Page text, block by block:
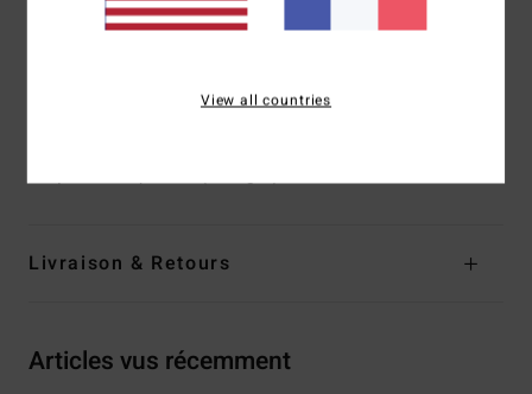
Système de fermeture :Lien à nouer sur le côté
[Matière principale] 96% nylon recyclé, 4%
Livraison & Retours
Articles vus récemment
View all countries